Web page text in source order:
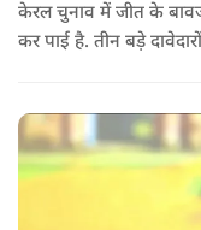
केरल चुनाव में जीत के
कर पाई है. तीन बड़े